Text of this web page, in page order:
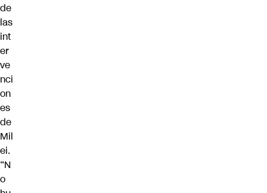
de
las
int
er
ve
nci
on
es
de
Mil
ei.
“N
o